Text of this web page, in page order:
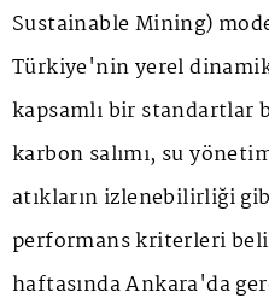
Sustainable Mining)
Türkiye'nin yerel
kapsamlı bir standartlar
karbon salımı, su
atıkların izlenebilirliği
performans kriterleri
haftasında Ankara'da